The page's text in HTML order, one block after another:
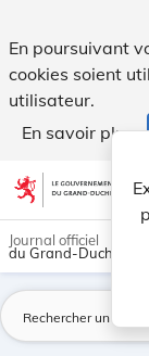
En poursuivant
cookies soient
utilisateur.
En savoir plus
Aller au contenu
Journal officiel
du Grand-Duché de